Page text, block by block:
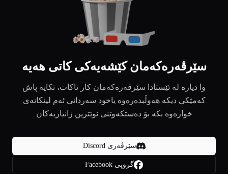
سێرڤەرەکەمان کێشەیەکی کاتی هەیە
وا دیارە لە ئێستادا سێرڤەرەکەمان کار ناکات، تکایە پاش
کەمێکی دیکە هەوڵبدەرەوە یاخود سەردانی ئەم لینکانەی
خوارەوە بکە بۆ دەستکەوتنی نوێترین زانیاریەکان
سێرڤەری Discord
گروپی Facebook